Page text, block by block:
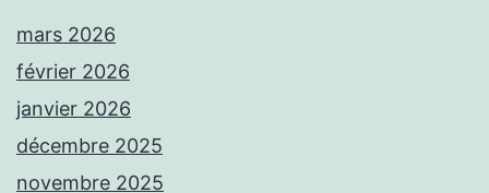
mars 2026
février 2026
janvier 2026
décembre 2025
novembre 2025